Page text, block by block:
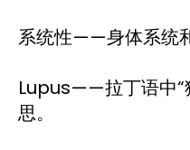
系统性——身体系统
Lupus——拉丁语中“
思。